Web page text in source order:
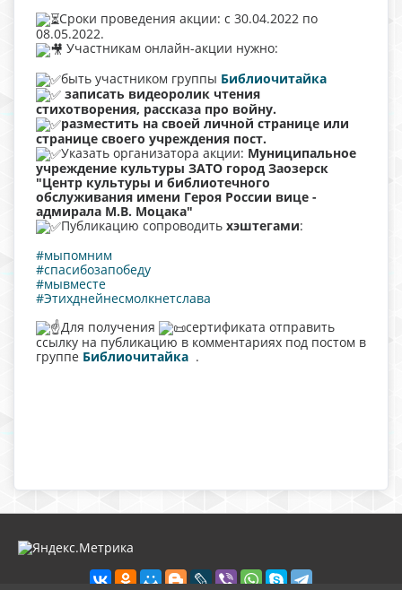
Сроки проведения акции: с 30.04.2022 по
08.05.2022.
Участникам онлайн-акции нужно:
быть участником группы Библиочитайка
записать видеоролик чтения
стихотворения, рассказа про войну.
разместить на своей личной странице или
странице своего учреждения пост.
Указать организатора акции: Муниципальное
учреждение культуры ЗАТО город Заозерск
"Центр культуры и библиотечного
обслуживания имени Героя России вице -
адмирала М.В. Моцака"
Публикацию сопроводить хэштегами:
#мыпомним
#спасибозапобеду
#мывместе
#Этихднейнесмолкнетслава
Для получения
сертификата отправить
ссылку на публикацию в комментариях под постом в
группе Библиочитайка .